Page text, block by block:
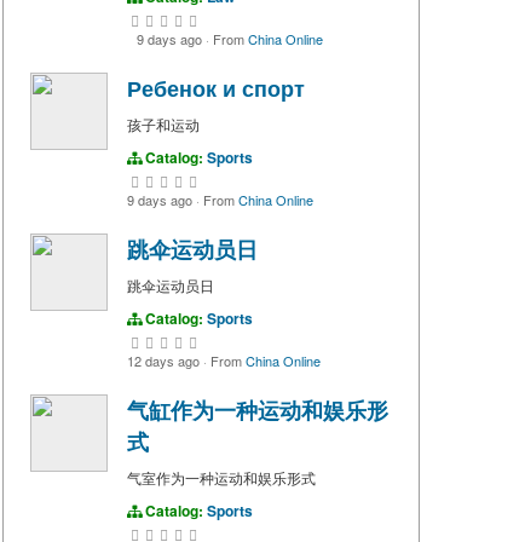
9 days ago · FromChina Online
Ребенок и спорт
孩子和运动
Catalog: Sports
9 days ago · FromChina Online
跳伞运动员日
跳伞运动员日
Catalog: Sports
12 days ago · FromChina Online
气缸作为一种运动和娱乐形
式
气室作为一种运动和娱乐形式
Catalog: Sports